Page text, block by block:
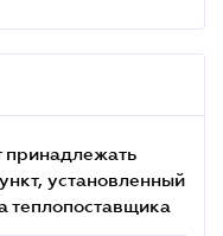
принадлежать
установленный
теплопоставщика